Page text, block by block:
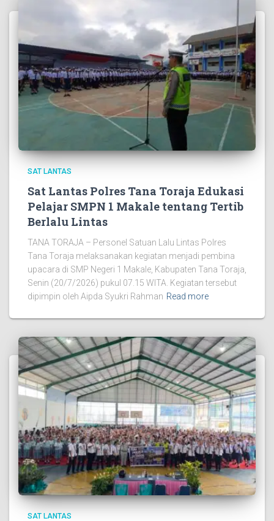
SAT LANTAS
Sat Lantas Polres Tana Toraja Edukasi
Pelajar SMPN 1 Makale tentang Tertib
Berlalu Lintas
TANA TORAJA – Personel Satuan Lalu Lintas Polres
Tana Toraja melaksanakan kegiatan menjadi pembina
upacara di SMP Negeri 1 Makale, Kabupaten Tana Toraja,
Senin (20/7/2026) pukul 07.15 WITA. Kegiatan tersebut
dipimpin oleh Aipda Syukri Rahman Read more
SAT LANTAS